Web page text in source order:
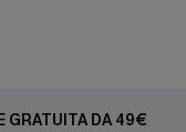
GRATUITA DA 49€